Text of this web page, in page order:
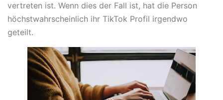
vertreten ist. Wenn dies der Fall ist, hat die Person
höchstwahrscheinlich ihr TikTok Profil irgendwo
geteilt.